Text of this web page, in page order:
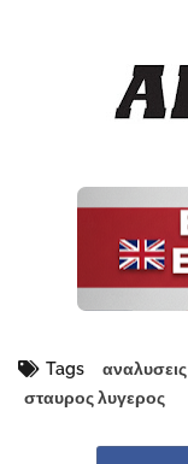
Tags αναλυσεις
σταυρος λυγερος